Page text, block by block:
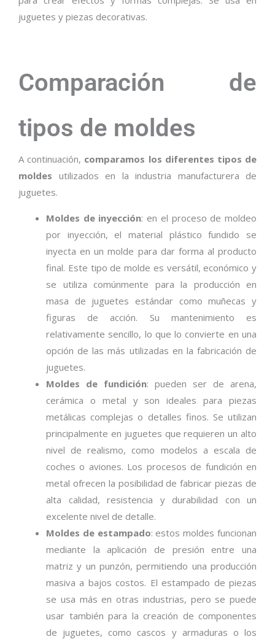
juguetes y piezas decorativas.
Comparación de
tipos de moldes
A continuación, comparamos los diferentes tipos de
moldes utilizados en la industria manufacturera de
juguetes.
Moldes de inyección: en el proceso de moldeo
por inyección, el material plástico fundido se
inyecta en un molde para dar forma al producto
final. Este tipo de molde es versátil, económico y
se utiliza comúnmente para la producción en
masa de juguetes estándar como muñecas y
figuras de acción. Su mantenimiento es
relativamente sencillo, lo que lo convierte en una
opción de las más utilizadas en la fabricación de
juguetes.
Moldes de fundición: pueden ser de arena,
cerámica o metal y son ideales para piezas
metálicas complejas o detalles finos. Se utilizan
principalmente en juguetes que requieren un alto
nivel de realismo, como modelos a escala de
coches o aviones. Los procesos de fundición en
metal ofrecen la posibilidad de fabricar piezas de
alta calidad, resistencia y durabilidad con un
excelente nivel de detalle.
Moldes de estampado: estos moldes funcionan
mediante la aplicación de presión entre una
matriz y un punzón, permitiendo una producción
masiva a bajos costos. El estampado de piezas
se usa más en otras industrias, pero se puede
usar también para la creación de componentes
de juguetes, como cascos y armaduras o los